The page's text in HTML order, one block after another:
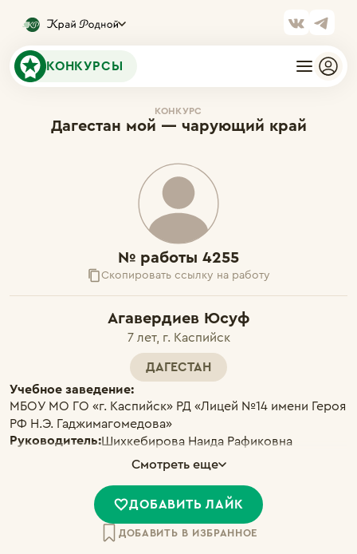
КОНКУРСЫ
КОНКУРС
Дагестан мой — чарующий край
№ работы 4255
Скопировать ссылку на работу
Агавердиев Юсуф
7 лет, г. Каспийск
ДАГЕСТАН
Учебное заведение:
МБОУ МО ГО «г. Каспийск» РД «Лицей №14 имени Героя
РФ Н.Э. Гаджимагомедова»
Руководитель:Шихкебирова Наида Рафиковна
Смотреть еще
ДОБАВИТЬ ЛАЙК
ДОБАВИТЬ В ИЗБРАННОЕ